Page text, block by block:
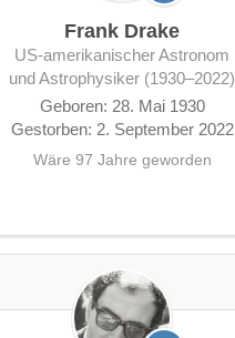
Frank Drake
US-amerikanischer Astronom
und Astrophysiker (1930–2022)
Geboren: 28. Mai 1930
Gestorben: 2. September 2022
Wäre 97 Jahre geworden